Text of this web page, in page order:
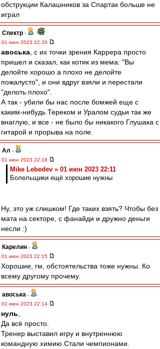
обструкции Калашников за Спартак больше не
играл
Спектр -
01 июн 2023 22:20
авоська , с их точки зрения Каррера просто
пришел и сказал, как котик из мема: "Вы
делойте хорошо а плохо не делойте
пожалусто", и они вдруг взяли и перестали
"делоть плохо".
А так - убили бы нас после бомжей еще с
каким-нибудь Тереком и Уралом судьи так же
внаглую, и все - не было бы никакого Глушака с
гитарой и прорыва на поле.
Ал -
01 июн 2023 22:18
Mike Lebedev » 01 июн 2023 22:11
Болельщики ещё хорошие нужны
Ну, это уж слишком! Где таких взять? Чтобы без
мата на секторе, с фанайди и дружно деньги
несли :)
Карелин -
01 июн 2023 22:15
Хорошие, гм, обстоятельства тоже нужны. Ко
всему другому прочему.
авоська -
01 июн 2023 22:14
нуль
Да всё просто.
Тренер выставил игру и внутреннюю
командную химию.Стали чемпионами.